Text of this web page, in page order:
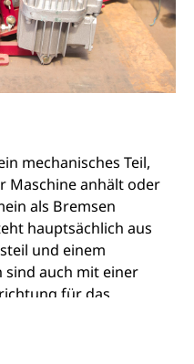
mechanisches Teil,
Maschine anhält oder
als Bremsen
hauptsächlich aus
und einem
sind auch mit einer
für das